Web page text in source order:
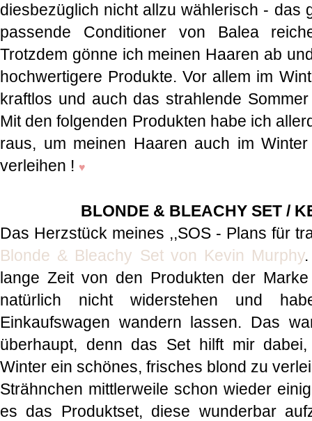
diesbezüglich nicht allzu wählerisch - das
passende Conditioner von Balea
Trotzdem gönne ich meinen Haaren ab
hochwertigere Produkte. Vor allem im
kraftlos und auch das strahlende
Mit den folgenden Produkten habe ich
raus, um meinen Haaren auch im
verleihen ! ♥
BLONDE & BLEACHY SET /
Das Herzstück meines ,,SOS - Plans für
Blonde & Bleachy Set von Kevin Murphy
lange Zeit von den Produkten der
natürlich nicht widerstehen und
Einkaufswagen wandern lassen. Das
überhaupt, denn das Set hilft mir
Winter ein schönes, frisches blond zu
Strähnchen mittlerweile schon wieder
es das Produktset, diese wunderbar